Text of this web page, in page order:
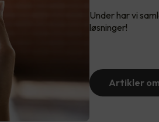
Under har vi
løsninger!
Artikler